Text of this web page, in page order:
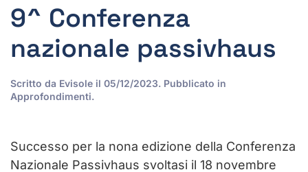
9^ Conferenza
nazionale passivhaus
Scritto da Evisole il 05/12/2023. Pubblicato in
Approfondimenti.
Successo per la nona edizione della Conferenza
Nazionale Passivhaus svoltasi il 18 novembre